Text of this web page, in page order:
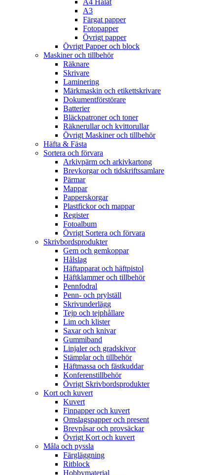
A4 Hålat
A3
Färgat papper
Fotopapper
Övrigt papper
Övrigt Papper och block
Maskiner och tillbehör
Räknare
Skrivare
Laminering
Märkmaskin och etikettskrivare
Dokumentförstörare
Batterier
Bläckpatroner och toner
Räknerullar och kvittorullar
Övrigt Maskiner och tillbehör
Häfta & Fästa
Sortera och förvara
Arkivpärm och arkivkartong
Brevkorgar och tidskriftssamlare
Pärmar
Mappar
Papperskorgar
Plastfickor och mappar
Register
Fotoalbum
Övrigt Sortera och förvara
Skrivbordsprodukter
Gem och gemkoppar
Hålslag
Häftapparat och häftpistol
Häftklammer och tillbehör
Pennfodral
Penn- och prylställ
Skrivunderlägg
Tejp och tejphållare
Lim och klister
Saxar och knivar
Gummiband
Linjaler och gradskivor
Stämplar och tillbehör
Häftmassa och fästkuddar
Konferenstillbehör
Övrigt Skrivbordsprodukter
Kort och kuvert
Kuvert
Finpapper och kuvert
Omslagspapper och present
Brevpåsar och provsäckar
Övrigt Kort och kuvert
Måla och pyssla
Färgläggning
Ritblock
Hobbymaterial